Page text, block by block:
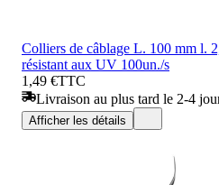
Colliers de câblage L. 100 mm l.
résistant aux UV 100un./s
1,49 €TTC
Livraison au plus tard le 2-4
Afficher les détails